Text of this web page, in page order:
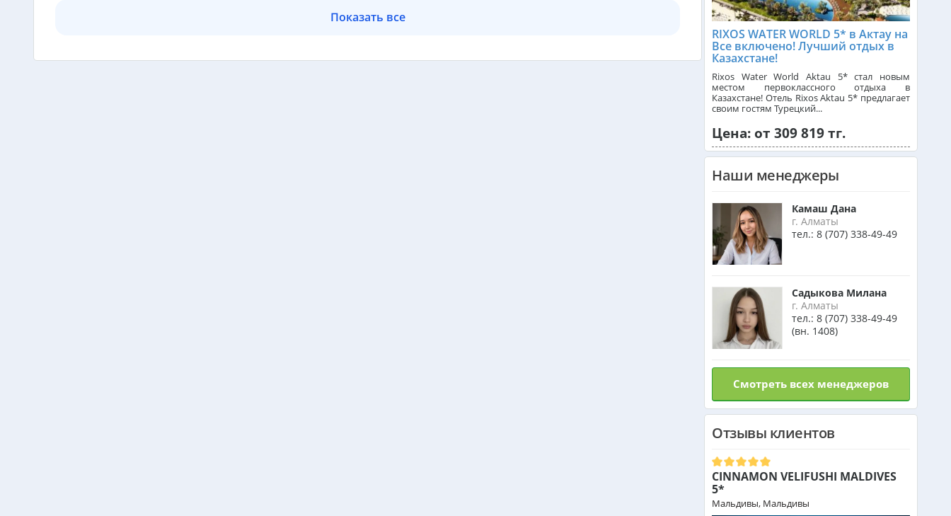
Показать все Танзания из Алматы
Венгрия из Алматы
Израиль из Алматы
Азербайджан из Алматы
Оман из Алматы
RIXOS WATER WORLD 5* в Актау на
Все включено! Лучший отдых в
Казахстане!
Rixos Water World Aktau 5* стал новым
местом первоклассного отдыха в
Казахстане! Отель Rixos Aktau 5* предлагает
своим гостям Турецкий...
Цена: от 309 819 тг.
Наши менеджеры
Камаш Дана
г. Алматы
тел.: 8 (707) 338-49-49
Садыкова Милана
г. Алматы
тел.: 8 (707) 338-49-49
(вн. 1408)
Смотреть всех менеджеров
Отзывы клиентов
CINNAMON VELIFUSHI MALDIVES
5*
Мальдивы, Мальдивы